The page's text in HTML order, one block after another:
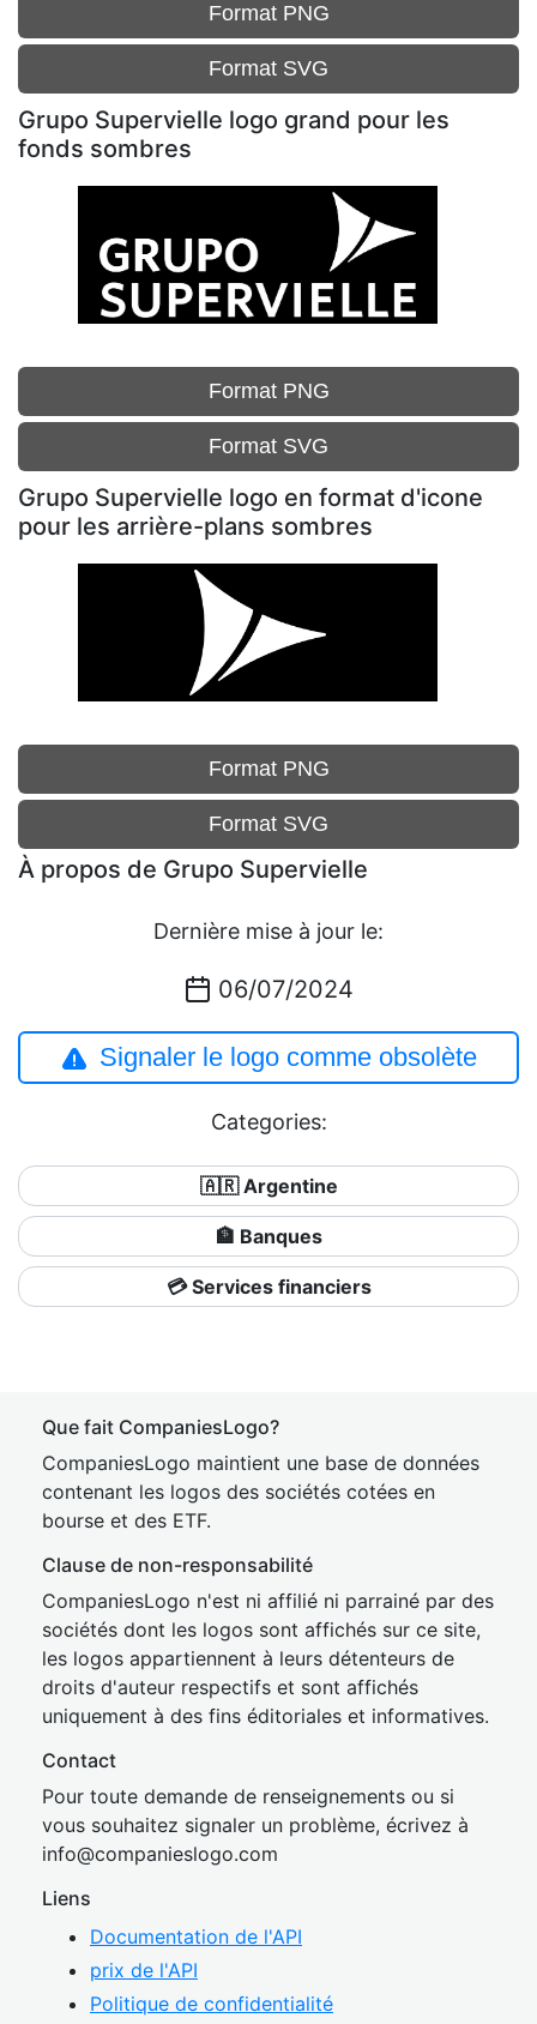
Format PNG
Format SVG
Grupo Supervielle logo grand pour les
fonds sombres
Format PNG
Format SVG
Grupo Supervielle logo en format d'icone
pour les arrière-plans sombres
Format PNG
Format SVG
À propos de Grupo Supervielle
Dernière mise à jour le:
06/07/2024
Signaler le logo comme obsolète
Categories:
🇦🇷 Argentine
🏦 Banques
💳 Services financiers
Que fait CompaniesLogo?
CompaniesLogo maintient une base de données
contenant les logos des sociétés cotées en
bourse et des ETF.
Clause de non-responsabilité
CompaniesLogo n'est ni affilié ni parrainé par des
sociétés dont les logos sont affichés sur ce site,
les logos appartiennent à leurs détenteurs de
droits d'auteur respectifs et sont affichés
uniquement à des fins éditoriales et informatives.
Contact
Pour toute demande de renseignements ou si
vous souhaitez signaler un problème, écrivez à
info@companieslogo.com
Liens
Documentation de l'API
prix de l'API
Politique de confidentialité